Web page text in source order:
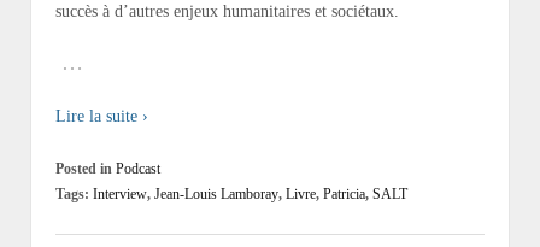
succès à d’autres enjeux humanitaires et sociétaux.
…
Lire la suite ›
Posted in Podcast
Tags: Interview, Jean-Louis Lamboray, Livre, Patricia, SALT